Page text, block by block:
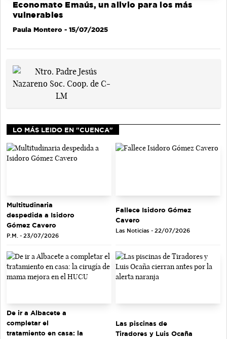
Economato Emaús, un alivio para los más
vulnerables
Paula Montero - 15/07/2025
LO MÁS LEIDO EN "CUENCA"
Multitudinaria
despedida a Isidoro
Gómez Cavero
P.M. - 23/07/2026
Fallece Isidoro Gómez
Cavero
Las Noticias - 22/07/2026
De ir a Albacete a
completar el
tratamiento en casa: la
Las piscinas de
Tiradores y Luis Ocaña